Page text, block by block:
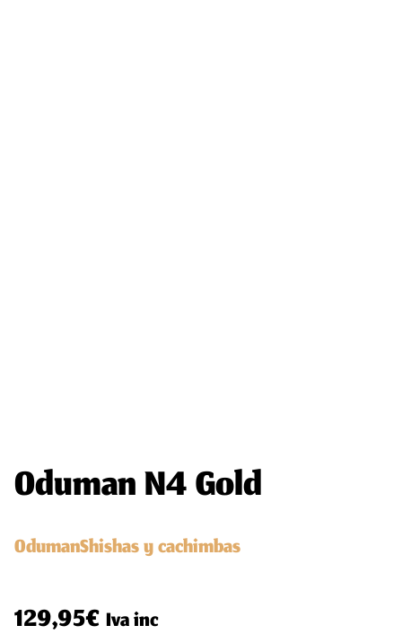
Oduman N4 Gold
OdumanShishas y cachimbas
129,95€Iva inc